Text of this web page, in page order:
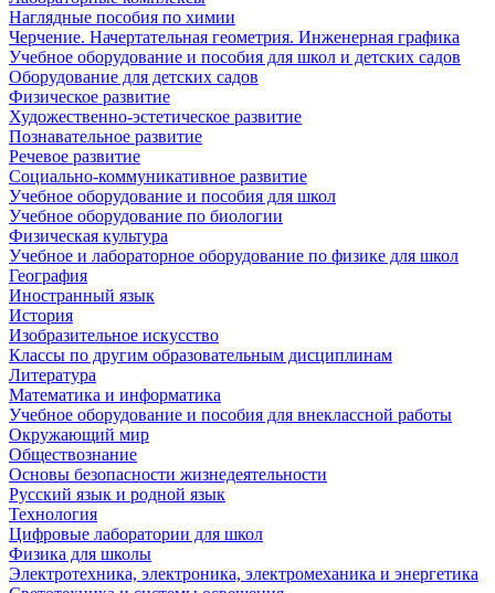
Наглядные пособия по химии
Черчение. Начертательная геометрия. Инженерная графика
Учебное оборудование и пособия для школ и детских садов
Оборудование для детских садов
Физическое развитие
Художественно-эстетическое развитие
Познавательное развитие
Речевое развитие
Социально-коммуникативное развитие
Учебное оборудование и пособия для школ
Учебное оборудование по биологии
Физическая культура
Учебное и лабораторное оборудование по физике для школ
География
Иностранный язык
История
Изобразительное искусство
Классы по другим образовательным дисциплинам
Литература
Математика и информатика
Учебное оборудование и пособия для внеклассной работы
Окружающий мир
Обществознание
Основы безопасности жизнедеятельности
Русский язык и родной язык
Технология
Цифровые лаборатории для школ
Физика для школы
Электротехника, электроника, электромеханика и энергетика